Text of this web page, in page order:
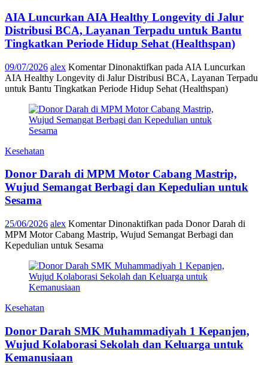
AIA Luncurkan AIA Healthy Longevity di Jalur
Distribusi BCA, Layanan Terpadu untuk Bantu
Tingkatkan Periode Hidup Sehat (Healthspan)
09/07/2026 alex Komentar Dinonaktifkan pada AIA Luncurkan
AIA Healthy Longevity di Jalur Distribusi BCA, Layanan Terpadu
untuk Bantu Tingkatkan Periode Hidup Sehat (Healthspan)
Kesehatan
Donor Darah di MPM Motor Cabang Mastrip,
Wujud Semangat Berbagi dan Kepedulian untuk
Sesama
25/06/2026 alex Komentar Dinonaktifkan pada Donor Darah di
MPM Motor Cabang Mastrip, Wujud Semangat Berbagi dan
Kepedulian untuk Sesama
Kesehatan
Donor Darah SMK Muhammadiyah 1 Kepanjen,
Wujud Kolaborasi Sekolah dan Keluarga untuk
Kemanusiaan